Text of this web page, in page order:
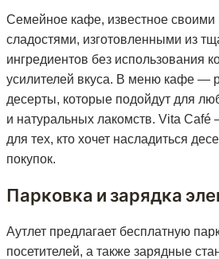
Семейное кафе, известное своими
сладостями, изготовленными из
ингредиентов без использования
усилителей вкуса. В меню кафе —
десерты, которые подойдут для
и натуральных лакомств. Vita
для тех, кто хочет насладиться
покупок.
Парковка и зарядка
Аутлет предлагает бесплатную
посетителей, а также зарядные